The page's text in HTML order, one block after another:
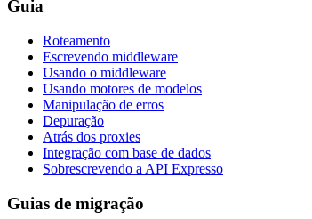
Guia
Roteamento
Escrevendo middleware
Usando o middleware
Usando motores de modelos
Manipulação de erros
Depuração
Atrás dos proxies
Integração com base de dados
Sobrescrevendo a API Expresso
Guias de migração